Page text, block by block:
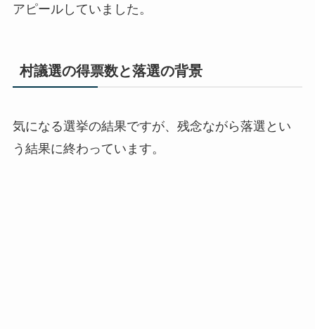
アピールしていました。
村議選の得票数と落選の背景
気になる選挙の結果ですが、残念ながら落選とい
う結果に終わっています。